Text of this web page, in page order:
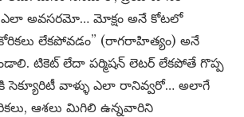
ఎలా అవసరమో… మోక్షం అనే కోటలో
లేకపోవడం” (రాగరాహిత్యం) అనే
టికెట్ లేదా పర్మిషన్ లెటర్ లేకపోతే గొప్ప
సెక్యూరిటీ వాళ్ళు ఎలా రానివ్వరో… అలాగే
ఆశలు మిగిలి ఉన్నవారిని